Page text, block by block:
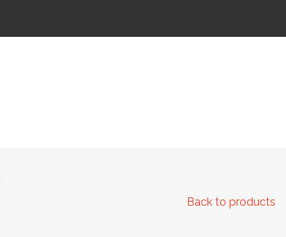
Back to products